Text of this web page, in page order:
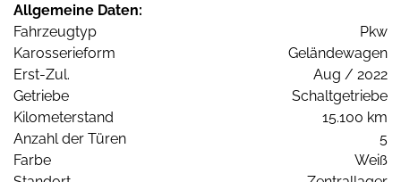
Allgemeine Daten:
Fahrzeugtyp
Pkw
Karosserieform
Geländewagen
Erst-Zul.
Aug / 2022
Getriebe
Schaltgetriebe
Kilometerstand
15.100 km
Anzahl der Türen
5
Farbe
Weiß